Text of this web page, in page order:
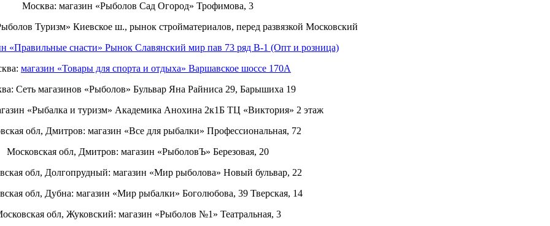
Москва: магазин «Рыболов Сад Огород» Трофимова, 3
Туризм» Киевское ш., рынок стройматериалов, перед развязкой Московский
«Правильные снасти» Рынок Славянский мир пав 73 ряд B-1 (Опт и розница)
магазин «Товары для спорта и отдыха» Варшавское шоссе 170А
Сеть магазинов «Рыболов» Бульвар Яна Райниса 29, Барышиха 19
«Рыбалка и туризм» Академика Анохина 2к1Б ТЦ «Виктория» 2 этаж
обл, Дмитров: магазин «Все для рыбалки» Профессиональная, 72
Московская обл, Дмитров: магазин «РыболовЪ» Березовая, 20
обл, Долгопрудный: магазин «Мир рыболова» Новый бульвар, 22
обл, Дубна: магазин «Мир рыбалки» Боголюбова, 39 Тверская, 14
обл, Жуковский: магазин «Рыболов №1» Театральная, 3